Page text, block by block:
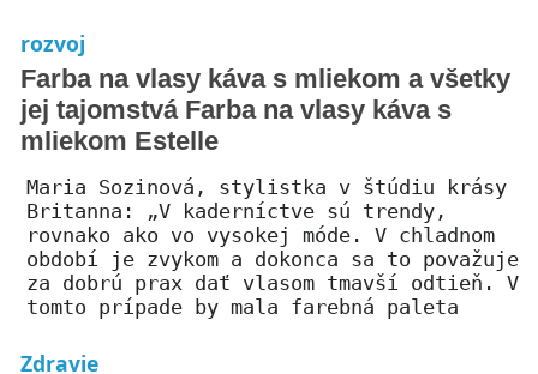
rozvoj
Farba na vlasy káva s mliekom a všetky
jej tajomstvá Farba na vlasy káva s
mliekom Estelle
Maria Sozinová, stylistka v štúdiu krásy
Britanna: „V kaderníctve sú trendy,
rovnako ako vo vysokej móde. V chladnom
období je zvykom a dokonca sa to považuje
za dobrú prax dať vlasom tmavší odtieň. V
tomto prípade by mala farebná paleta
Zdravie